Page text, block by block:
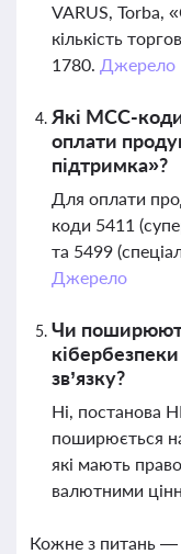
VARUS, Torba,
кількість
1780. Джерело
Які MCC-
оплати
підтримка»?
Для оплати
коди 5411
та 5499
Джерело
Чи
зв’язку?
Ні, постанова
поширюється
які мають
валютними
Кожне з питань —